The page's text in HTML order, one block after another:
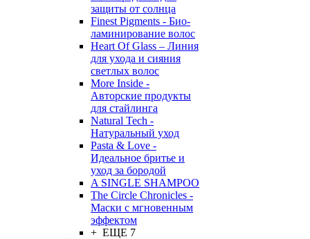
защиты от солнца
Finest Pigments - Био-
ламинирование волос
Heart Of Glass – Линия
для ухода и сияния
светлых волос
More Inside -
Авторские продукты
для стайлинга
Natural Tech -
Натуральный уход
Pasta & Love -
Идеальное бритье и
уход за бородой
A SINGLE SHAMPOO
The Circle Chronicles -
Маски с мгновенным
эффектом
+ ЕЩЕ 7